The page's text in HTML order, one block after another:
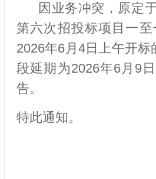
因业务冲突，原定
第六次招投标项目一
2026年6月4日上午开
段延期为2026年6月9
告。
特此通知。